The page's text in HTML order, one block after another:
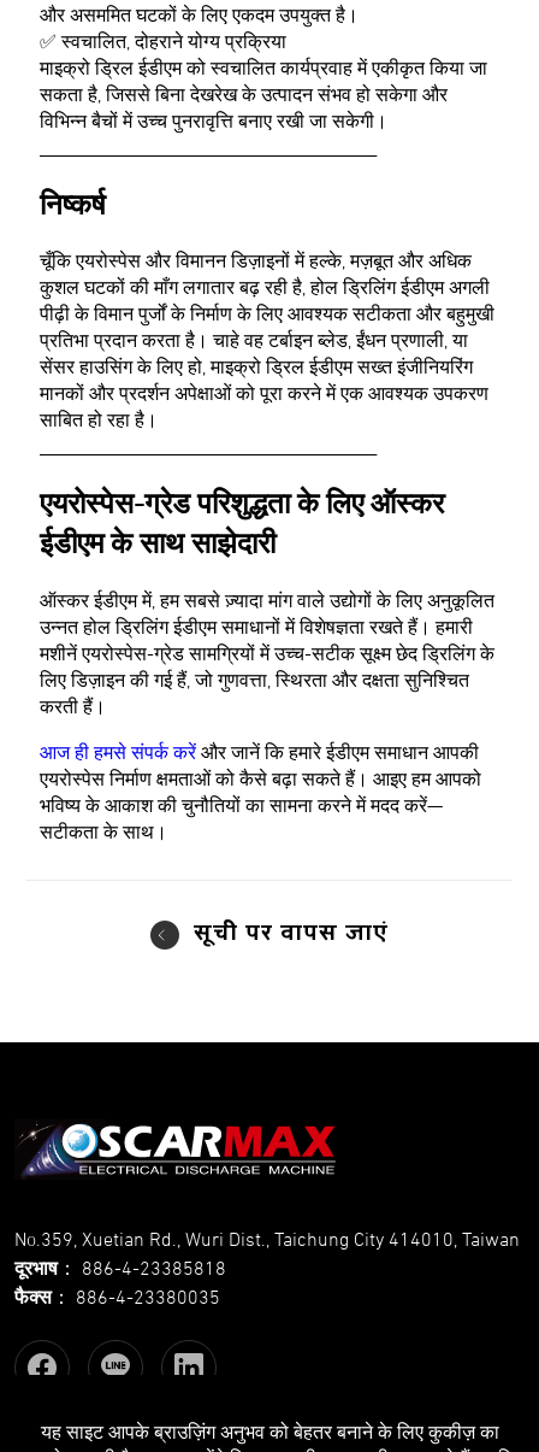
और असममित घटकों के लिए एकदम उपयुक्त है।
✅ स्वचालित, दोहराने योग्य प्रक्रिया
माइक्रो ड्रिल ईडीएम को स्वचालित कार्यप्रवाह में एकीकृत किया जा
सकता है, जिससे बिना देखरेख के उत्पादन संभव हो सकेगा और
विभिन्न बैचों में उच्च पुनरावृत्ति बनाए रखी जा सकेगी।
निष्कर्ष
चूँकि एयरोस्पेस और विमानन डिज़ाइनों में हल्के, मज़बूत और अधिक
कुशल घटकों की माँग लगातार बढ़ रही है, होल ड्रिलिंग ईडीएम अगली
पीढ़ी के विमान पुर्जों के निर्माण के लिए आवश्यक सटीकता और बहुमुखी
प्रतिभा प्रदान करता है। चाहे वह टर्बाइन ब्लेड, ईंधन प्रणाली, या
सेंसर हाउसिंग के लिए हो, माइक्रो ड्रिल ईडीएम सख्त इंजीनियरिंग
मानकों और प्रदर्शन अपेक्षाओं को पूरा करने में एक आवश्यक उपकरण
साबित हो रहा है।
एयरोस्पेस-ग्रेड परिशुद्धता के लिए ऑस्कर
ईडीएम के साथ साझेदारी
ऑस्कर ईडीएम में, हम सबसे ज़्यादा मांग वाले उद्योगों के लिए अनुकूलित
उन्नत होल ड्रिलिंग ईडीएम समाधानों में विशेषज्ञता रखते हैं। हमारी
मशीनें एयरोस्पेस-ग्रेड सामग्रियों में उच्च-सटीक सूक्ष्म छेद ड्रिलिंग के
लिए डिज़ाइन की गई हैं, जो गुणवत्ता, स्थिरता और दक्षता सुनिश्चित
करती हैं।
आज ही हमसे संपर्क करेंऔर जानें कि हमारे ईडीएम समाधान आपकी
एयरोस्पेस निर्माण क्षमताओं को कैसे बढ़ा सकते हैं। आइए हम आपको
भविष्य के आकाश की चुनौतियों का सामना करने में मदद करें—
सटीकता के साथ।
सूची पर वापस जाएं
No.359, Xuetian Rd., Wuri Dist., Taichung City 414010, Taiwan
दूरभाष： 886-4-23385818
फैक्स： 886-4-23380035
यह साइट आपके ब्राउज़िंग अनुभव को बेहतर बनाने के लिए कुकीज़ का